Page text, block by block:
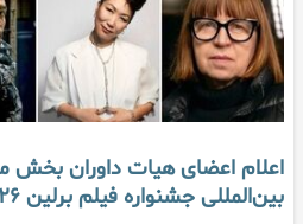
اعلام اعضای هیات داوران بخش
بین‌المللی جشنواره فیلم برلین ۲۰۲۶